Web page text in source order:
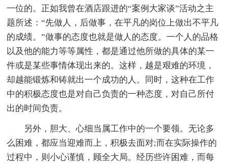
一位的。正如我曾在酒店跟进的“案例大家谈”活动之主
题所述：“先做人，后做事，在平凡的岗位上做出不平凡
的成绩。”做事的态度也就是做人的态度。一个人的品格
以及他的能力等等属性，都是通过他所做的具体的某一
件或是某些事情体现出来的。这样，越是艰难的环境，
却越能锻炼和铸就出一个成功的人。同时，这种在工作
中的积极态度也是对自己负责的一种态度，对自己所付
出的时间负责。
另外，胆大、心细当属工作中的一个要领。无论多
么困难，都应当迎难而上，积极去面对;而在实际操作的
过程中，则小心谨慎，顾全大局。经历些许困难，而每